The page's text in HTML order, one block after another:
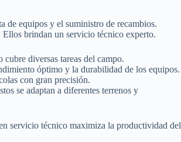
de equipos y el suministro de recambios.
Ellos brindan un servicio técnico experto.
diversas tareas del campo.
óptimo y la durabilidad de los equipos.
con gran precisión.
se adaptan a diferentes terrenos y
servicio técnico maximiza la productividad del